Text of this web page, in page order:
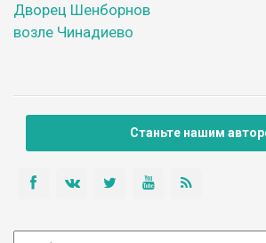
Дворец Шенборнов
возле Чинадиево
Станьте нашим